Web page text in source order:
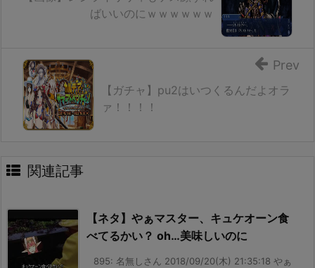
ばいいのにｗｗｗｗｗｗ
【ガチャ】pu2はいつくるんだよオラ
ァ！！！！
Prev
関連記事
【ネタ】やぁマスター、キュケオーン食
べてるかい？ oh…美味しいのに
895: 名無しさん 2018/09/20(木) 21:35:18 やぁ